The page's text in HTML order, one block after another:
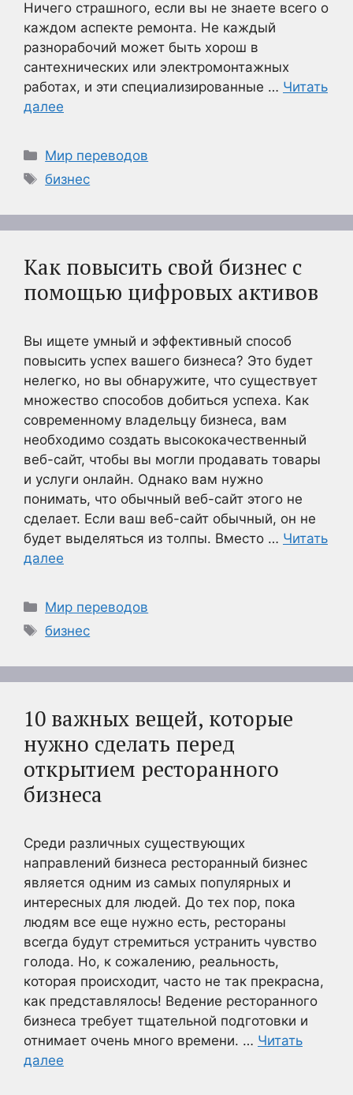
Ничего страшного, если вы не знаете всего о
каждом аспекте ремонта. Не каждый
разнорабочий может быть хорош в
сантехнических или электромонтажных
работах, и эти специализированные … Читать
далее
Рубрики
Мир переводов
Метки
бизнес
Как повысить свой бизнес с
помощью цифровых активов
Вы ищете умный и эффективный способ
повысить успех вашего бизнеса? Это будет
нелегко, но вы обнаружите, что существует
множество способов добиться успеха. Как
современному владельцу бизнеса, вам
необходимо создать высококачественный
веб-сайт, чтобы вы могли продавать товары
и услуги онлайн. Однако вам нужно
понимать, что обычный веб-сайт этого не
сделает. Если ваш веб-сайт обычный, он не
будет выделяться из толпы. Вместо … Читать
далее
Рубрики
Мир переводов
Метки
бизнес
10 важных вещей, которые
нужно сделать перед
открытием ресторанного
бизнеса
Среди различных существующих
направлений бизнеса ресторанный бизнес
является одним из самых популярных и
интересных для людей. До тех пор, пока
людям все еще нужно есть, рестораны
всегда будут стремиться устранить чувство
голода. Но, к сожалению, реальность,
которая происходит, часто не так прекрасна,
как представлялось! Ведение ресторанного
бизнеса требует тщательной подготовки и
отнимает очень много времени. … Читать
далее